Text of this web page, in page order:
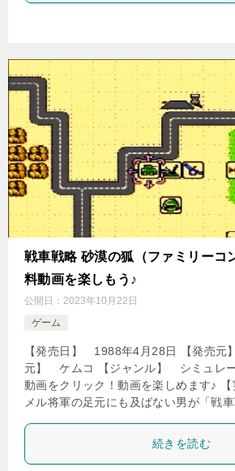
戦車戦略 砂漠の狐（ファミリーコ
料動画を楽しもう♪
公開日： 2023年10月22日
ゲーム
【発売日】 1988年4月28日 【発売
元】 ケムコ 【ジャンル】 シミュレ
動画をクリック！動画を楽しめます♪
メル将軍の足元にも及ばない男が「戦
続きを読む